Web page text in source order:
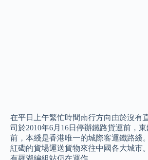
在平日上午繁忙時間南行方向由於沒有
司於2010年6月16日停辦鐵路貨運前，
前，本綫是香港唯一的城際客運鐵路綫
紅磡的貨場運送貨物來往中國各大城市
有羅湖編組站仍在運作。